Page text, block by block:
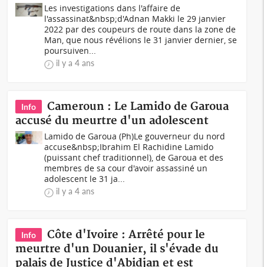
Les investigations dans l'affaire de
l'assassinat&nbsp;d'Adnan Makki le 29 janvier
2022 par des coupeurs de route dans la zone de
Man, que nous révélions le 31 janvier dernier, se
poursuiven...
il y a 4 ans
Info
Cameroun : Le Lamido de Garoua
accusé du meurtre d'un adolescent
Lamido de Garoua (Ph) Le gouverneur du nord
accuse&nbsp;Ibrahim El Rachidine Lamido
(puissant chef traditionnel), de Garoua et des
membres de sa cour d'avoir assassiné un
adolescent le 31 ja...
il y a 4 ans
Info
Côte d'Ivoire : Arrêté pour le
meurtre d'un Douanier, il s'évade du
palais de Justice d'Abidjan et est